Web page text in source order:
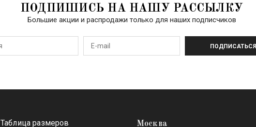
ПОДПИШИСЬ НА НАШУ РАССЫЛКУ
Большие акции и распродажи только для наших подписчиков
ПОДПИСАТЬСЯ
Таблица размеров Москва